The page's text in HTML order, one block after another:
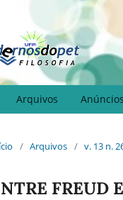
Arquivos Anúncios
/ Arquivos / v. 13 n.
FREUD